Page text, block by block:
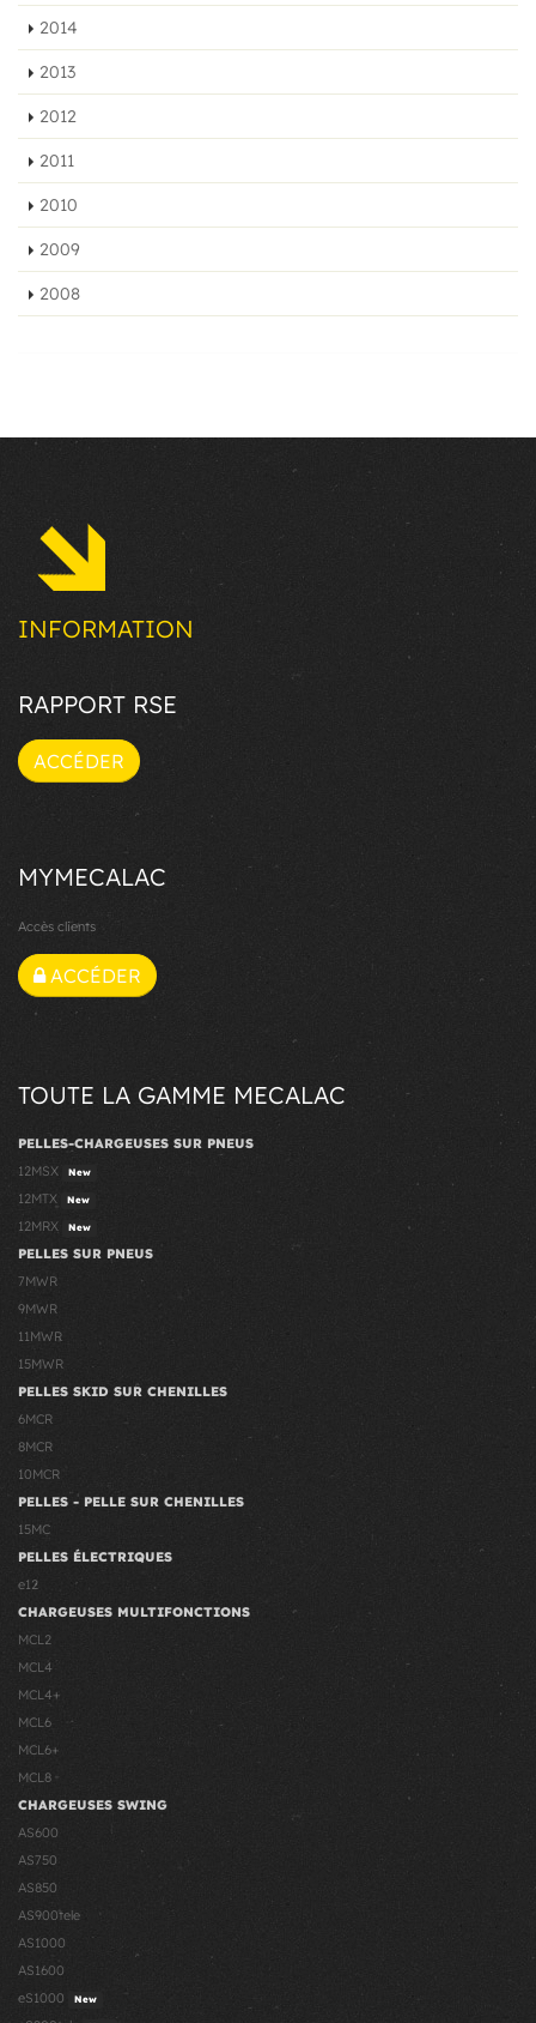
2014
2013
2012
2011
2010
2009
2008
INFORMATION
RAPPORT RSE
ACCÉDER
MYMECALAC
Accès clients
ACCÉDER
TOUTE LA GAMME MECALAC
PELLES-CHARGEUSES SUR PNEUS
12MSX
New
12MTX New
12MRX New
PELLES SUR PNEUS
7MWR
9MWR
11MWR
15MWR
PELLES SKID SUR CHENILLES
6MCR
8MCR
10MCR
PELLES - PELLE SUR CHENILLES
15MC
PELLES ÉLECTRIQUES
e12
CHARGEUSES MULTIFONCTIONS
MCL2
MCL4
MCL4+
MCL6
MCL6+
MCL8
CHARGEUSES SWING
AS600
AS750
AS850
AS900tele
AS1000
AS1600
eS1000
New